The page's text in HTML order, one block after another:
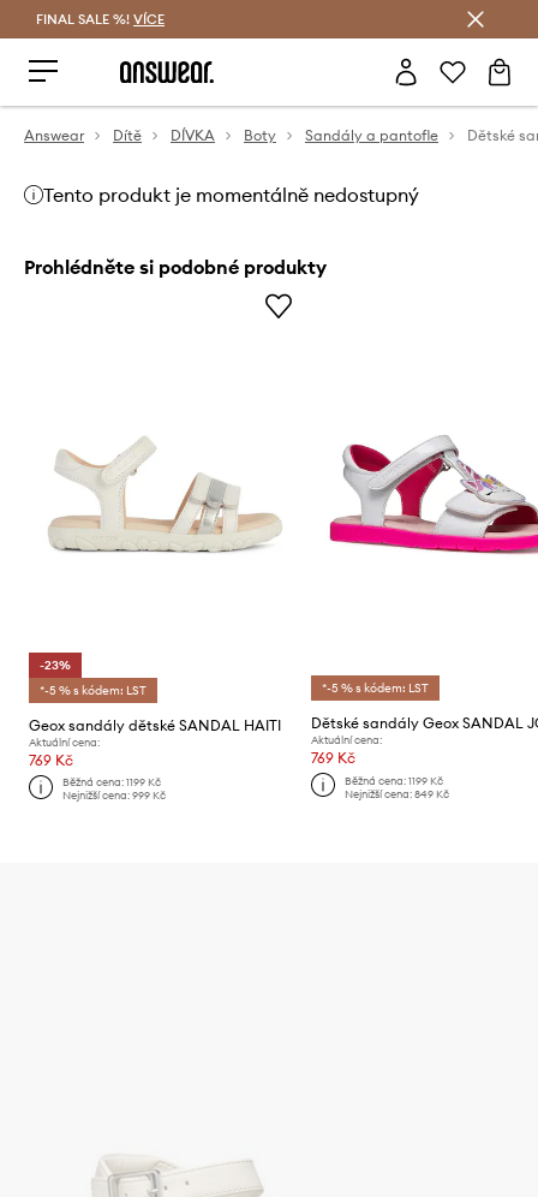
FINAL SALE %! VÍCE
Answear Dítě DÍVKA Boty Sandály a pantofle Dětské
Tento produkt je momentálně nedostupný
Prohlédněte si podobné produkty
-23%
*-5 % s kódem: LST
Geox sandály dětské SANDAL HAITI
Aktuální cena:
769 Kč
Běžná cena:1199 Kč
Nejnižší cena:999 Kč
*-5 % s kódem: LST
Aktuální cena:
769 Kč
Běžná cena: 1199 Kč
Nejnižší cena: 849 Kč